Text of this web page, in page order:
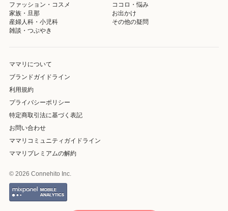
ファッション・コスメ
ココロ・悩み
家族・旦那
お出かけ
産婦人科・小児科
その他の疑問
雑談・つぶやき
ママリについて
ブランドガイドライン
利用規約
プライバシーポリシー
特定商取引法に基づく表記
お問い合わせ
ママリコミュニティガイドライン
ママリプレミアムの解約
© 2026 Connehito Inc.